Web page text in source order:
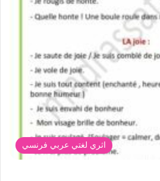
اثري لغتي عربي فرنسي